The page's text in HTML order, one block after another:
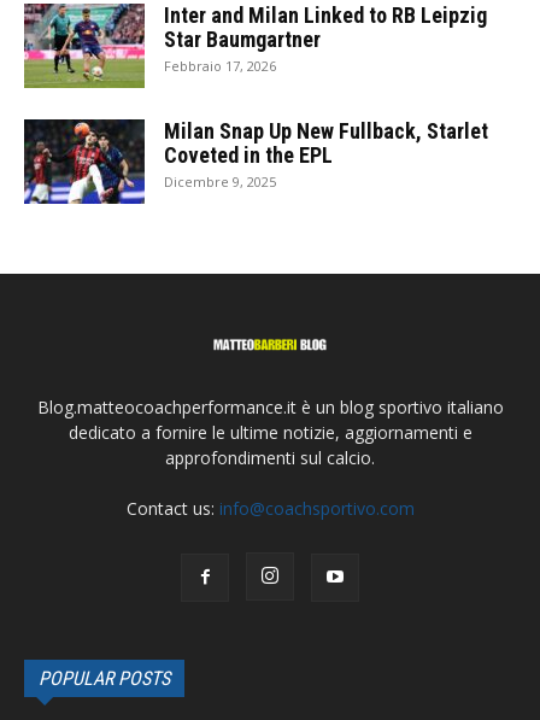
Inter and Milan Linked to RB Leipzig
Star Baumgartner
Febbraio 17, 2026
Milan Snap Up New Fullback, Starlet
Coveted in the EPL
Dicembre 9, 2025
Blog.matteocoachperformance.it è un blog sportivo italiano
dedicato a fornire le ultime notizie, aggiornamenti e
approfondimenti sul calcio.
Contact us: info@coachsportivo.com
POPULAR POSTS